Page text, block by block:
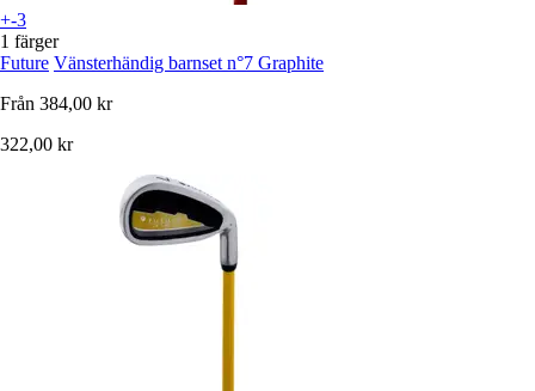
+-3
1 färger
Future Vänsterhändig barnset n°7 Graphite
Från 384,00 kr
322,00 kr